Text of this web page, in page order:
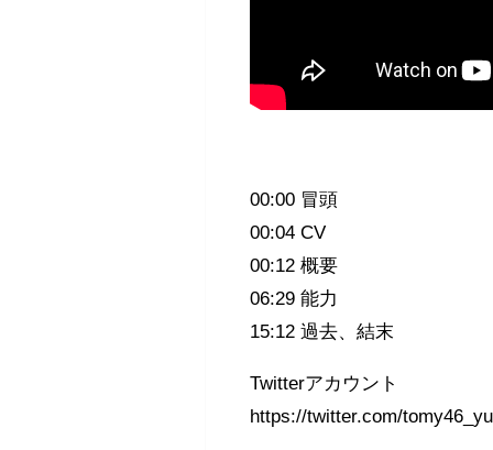
00:00 冒頭
00:04 CV
00:12 概要
06:29 能力
15:12 過去、結末
Twitterアカウント
https://twitter.com/